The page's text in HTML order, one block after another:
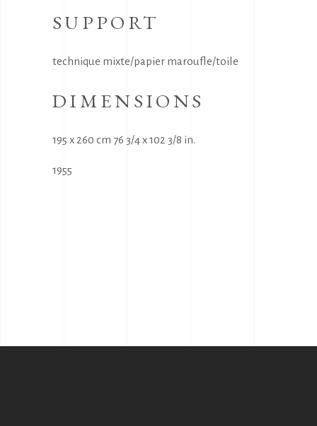
SUPPORT
technique mixte/papier maroufle/toile
DIMENSIONS
195 x 260 cm 76 3/4 x 102 3/8 in.
1955